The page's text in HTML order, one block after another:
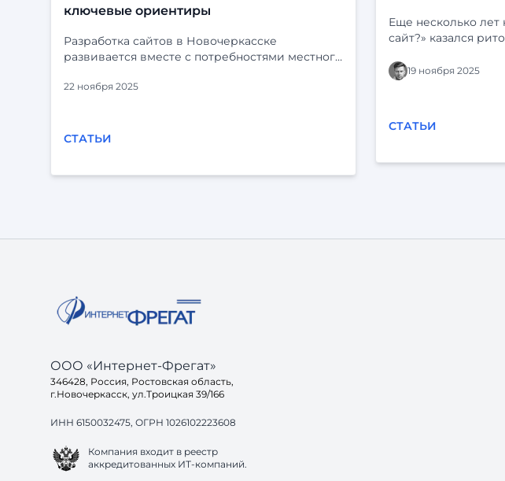
ключевые ориентиры
Разработка сайтов в Новочеркасске
развивается вместе с потребностями местного
рамки обычных визиток и всё чаще заказывают
и внутренние системы. При этом у
22 ноября 2025
СТАТЬИ
Еще несколько лет
сайт?» казался
портфолио
погрузился в
создавать
посты, общаться с
собственного
19 ноября 2025
СТАТЬИ
ООО «Интернет-Фрегат»
346428, Россия, Ростовская область,
г.Новочеркасск, ул.Троицкая 39/166
ИНН 6150032475, ОГРН 1026102223608
Компания входит в реестр
аккредитованных ИТ-компаний.